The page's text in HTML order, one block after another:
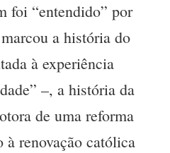
foi “entendido” por
a história do
à experiência
–, a história da
de uma reforma
renovação católica